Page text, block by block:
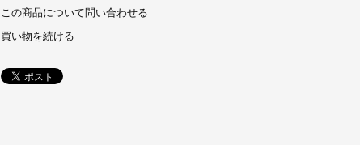
この商品について問い合わせる
買い物を続ける